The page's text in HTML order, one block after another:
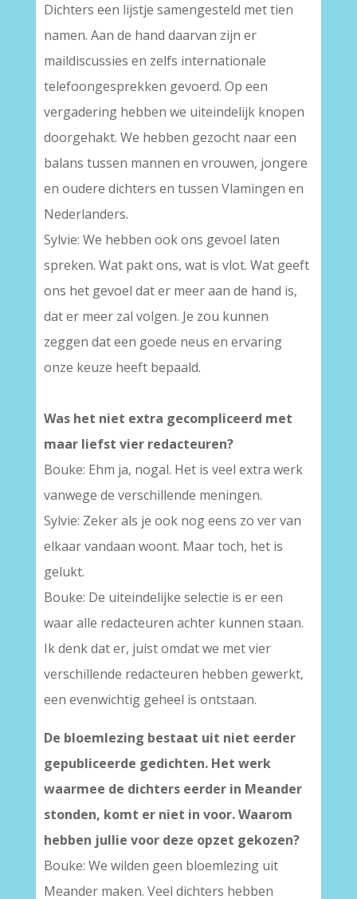
Dichters een lijstje samengesteld met tien
namen. Aan de hand daarvan zijn er
maildiscussies en zelfs internationale
telefoongesprekken gevoerd. Op een
vergadering hebben we uiteindelijk knopen
doorgehakt. We hebben gezocht naar een
balans tussen mannen en vrouwen, jongere
en oudere dichters en tussen Vlamingen en
Nederlanders.
Sylvie: We hebben ook ons gevoel laten
spreken. Wat pakt ons, wat is vlot. Wat geeft
ons het gevoel dat er meer aan de hand is,
dat er meer zal volgen. Je zou kunnen
zeggen dat een goede neus en ervaring
onze keuze heeft bepaald.
Was het niet extra gecompliceerd met
maar liefst vier redacteuren?
Bouke: Ehm ja, nogal. Het is veel extra werk
vanwege de verschillende meningen.
Sylvie: Zeker als je ook nog eens zo ver van
elkaar vandaan woont. Maar toch, het is
gelukt.
Bouke: De uiteindelijke selectie is er een
waar alle redacteuren achter kunnen staan.
Ik denk dat er, juist omdat we met vier
verschillende redacteuren hebben gewerkt,
een evenwichtig geheel is ontstaan.
De bloemlezing bestaat uit niet eerder
gepubliceerde gedichten. Het werk
waarmee de dichters eerder in Meander
stonden, komt er niet in voor. Waarom
hebben jullie voor deze opzet gekozen?
Bouke: We wilden geen bloemlezing uit
Meander maken. Veel dichters hebben